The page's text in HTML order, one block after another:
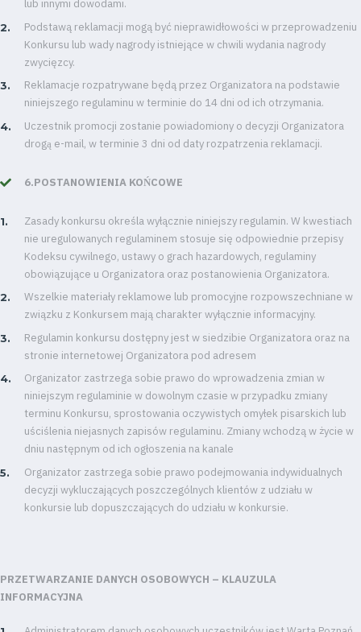
lub innymi dowodami.
Podstawą reklamacji mogą być nieprawidłowości w przeprowadzeniu
Konkursu lub wady nagrody istniejące w chwili wydania nagrody
zwycięzcy.
Reklamacje rozpatrywane będą przez Organizatora na podstawie
niniejszego regulaminu w terminie do 14 dni od ich otrzymania.
Uczestnik promocji zostanie powiadomiony o decyzji Organizatora
drogą e-mail, w terminie 3 dni od daty rozpatrzenia reklamacji.
6.POSTANOWIENIA KOŃCOWE
Zasady konkursu określa wyłącznie niniejszy regulamin. W kwestiach
nie uregulowanych regulaminem stosuje się odpowiednie przepisy
Kodeksu cywilnego, ustawy o grach hazardowych, regulaminy
obowiązujące u Organizatora oraz postanowienia Organizatora.
Wszelkie materiały reklamowe lub promocyjne rozpowszechniane w
związku z Konkursem mają charakter wyłącznie informacyjny.
Regulamin konkursu dostępny jest w siedzibie Organizatora oraz na
stronie internetowej Organizatora pod adresem
Organizator zastrzega sobie prawo do wprowadzenia zmian w
niniejszym regulaminie w dowolnym czasie w przypadku zmiany
terminu Konkursu, sprostowania oczywistych omyłek pisarskich lub
uściślenia niejasnych zapisów regulaminu. Zmiany wchodzą w życie w
dniu następnym od ich ogłoszenia na kanale
Organizator zastrzega sobie prawo podejmowania indywidualnych
decyzji wykluczających poszczególnych klientów z udziału w
konkursie lub dopuszczających do udziału w konkursie.
PRZETWARZANIE DANYCH OSOBOWYCH – KLAUZULA
INFORMACYJNA